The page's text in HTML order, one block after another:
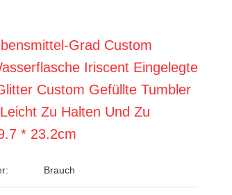
Grad Custom
Iriscent Eingelegte
Custom Gefüllte Tumbler
Zu Halten Und Zu
* 23.2cm
Brauch